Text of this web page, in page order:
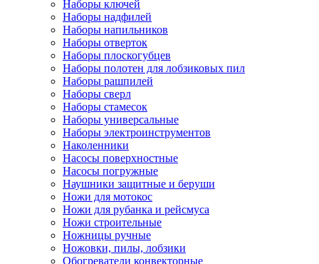
Наборы ключей
Наборы надфилей
Наборы напильников
Наборы отверток
Наборы плоскогубцев
Наборы полотен для лобзиковых пил
Наборы рашпилей
Наборы сверл
Наборы стамесок
Наборы универсальные
Наборы электроинструментов
Наколенники
Насосы поверхностные
Насосы погружные
Наушники защитные и беруши
Ножи для мотокос
Ножи для рубанка и рейсмуса
Ножи строительные
Ножницы ручные
Ножовки, пилы, лобзики
Обогреватели конвекторные